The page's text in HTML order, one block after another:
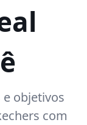
objetivos
com